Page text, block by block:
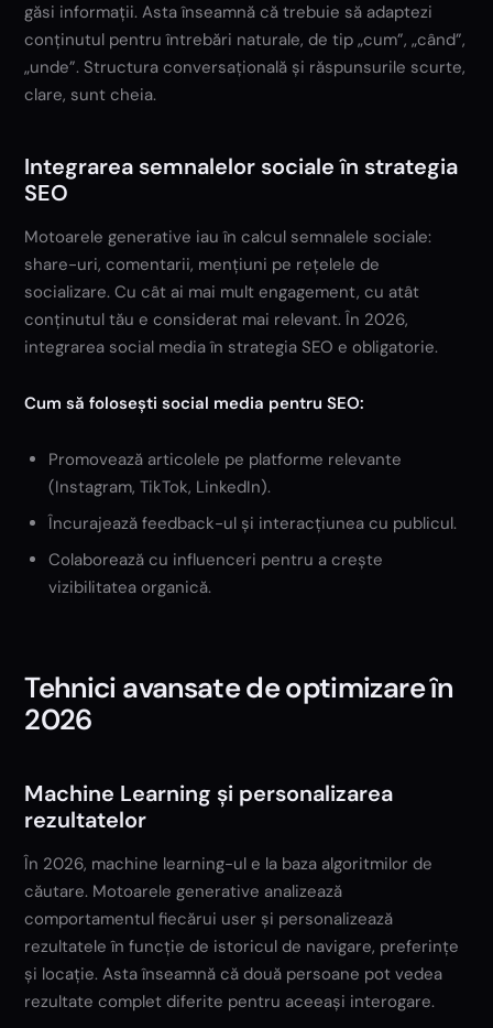
găsi informații. Asta înseamnă că trebuie să adaptezi
conținutul pentru întrebări naturale, de tip „cum”, „când”,
„unde”. Structura conversațională și răspunsurile scurte,
clare, sunt cheia.
Integrarea semnalelor sociale în strategia
SEO
Motoarele generative iau în calcul semnalele sociale:
share-uri, comentarii, mențiuni pe rețelele de
socializare. Cu cât ai mai mult engagement, cu atât
conținutul tău e considerat mai relevant. În 2026,
integrarea social media în strategia SEO e obligatorie.
Cum să folosești social media pentru SEO:
Promovează articolele pe platforme relevante
(Instagram, TikTok, LinkedIn).
Încurajează feedback-ul și interacțiunea cu publicul.
Colaborează cu influenceri pentru a crește
vizibilitatea organică.
Tehnici avansate de optimizare în
2026
Machine Learning și personalizarea
rezultatelor
În 2026, machine learning-ul e la baza algoritmilor de
căutare. Motoarele generative analizează
comportamentul fiecărui user și personalizează
rezultatele în funcție de istoricul de navigare, preferințe
și locație. Asta înseamnă că două persoane pot vedea
rezultate complet diferite pentru aceeași interogare.